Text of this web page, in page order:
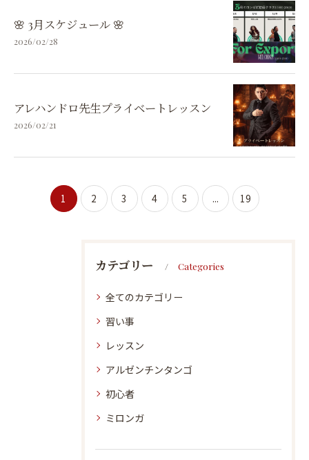
🌸 3月スケジュール 🌸
2026/02/28
アレハンドロ先生プライベートレッスン
2026/02/21
1 2 3 4 5 ... 19
カテゴリー Categories
全てのカテゴリー
習い事
レッスン
アルゼンチンタンゴ
初心者
ミロンガ